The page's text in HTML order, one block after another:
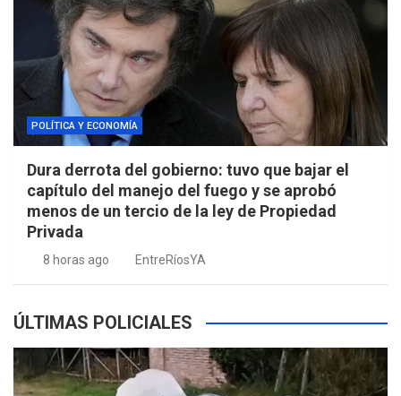
POLÍTICA Y ECONOMÍA
Dura derrota del gobierno: tuvo que bajar el
capítulo del manejo del fuego y se aprobó
menos de un tercio de la ley de Propiedad
Privada
8 horas ago EntreRíosYA
ÚLTIMAS POLICIALES